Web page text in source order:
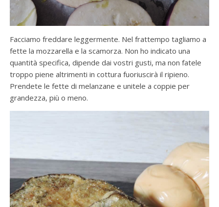
Facciamo freddare leggermente. Nel frattempo tagliamo a
fette la mozzarella e la scamorza. Non ho indicato una
quantità specifica, dipende dai vostri gusti, ma non fatele
troppo piene altrimenti in cottura fuoriuscirà il ripieno.
Prendete le fette di melanzane e unitele a coppie per
grandezza, più o meno.